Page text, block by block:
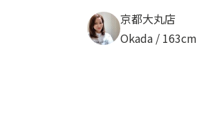
京都大丸店
Okada / 163cm